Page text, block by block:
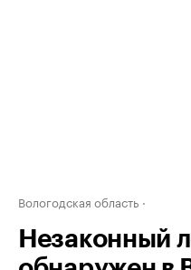
Вологодская область
Незаконный